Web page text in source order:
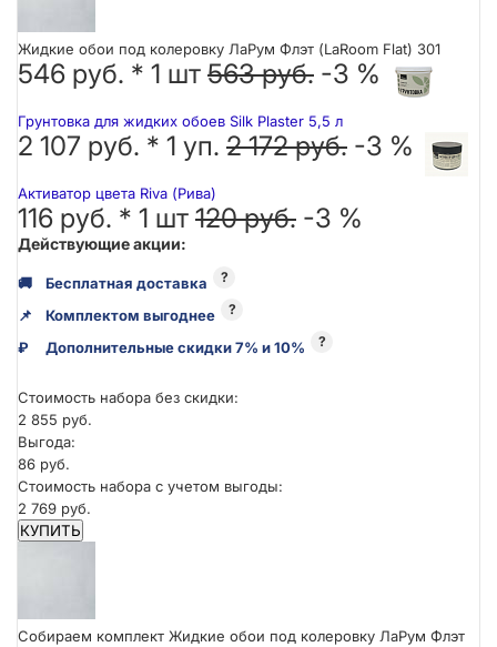
Жидкие обои под колеровку ЛаРум Флэт (LaRoom Flat) 301
546 руб. * 1 шт 563 руб. -3 %
Грунтовка для жидких обоев Silk Plaster 5,5 л
2 107 руб. * 1 уп. 2 172 руб. -3 %
Активатор цвета Riva (Рива)
116 руб. * 1 шт 120 руб. -3 %
Действующие акции:
🚚 Бесплатная доставка ?
📌 Комплектом выгоднее ?
₽ Дополнительные скидки 7% и 10% ?
Стоимость набора без скидки:
2 855 руб.
Выгода:
86 руб.
Стоимость набора с учетом выгоды:
2 769 руб.
КУПИТЬ
Собираем комплект Жидкие обои под колеровку ЛаРум Флэт